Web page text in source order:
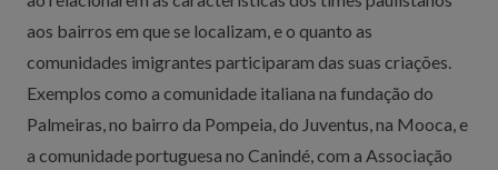
aos bairros em que se localizam, e o quanto as
comunidades imigrantes participaram das suas criações.
Exemplos como a comunidade italiana na fundação do
Palmeiras, no bairro da Pompeia, do Juventus, na Mooca, e
a comunidade portuguesa no Canindé, com a Associação